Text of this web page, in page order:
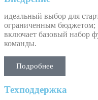
идеальный выбор для
ограниченным бюджетом;
включает базовый набор
команды.
Подробнее
Техподдержка